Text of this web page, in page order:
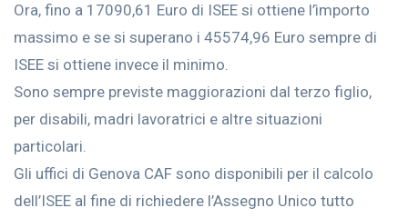
Ora, fino a 17090,61 Euro di ISEE si ottiene l’ìmporto
massimo e se si superano i 45574,96 Euro sempre di
ISEE si ottiene invece il minimo.
Sono sempre previste maggiorazioni dal terzo figlio,
per disabili, madri lavoratrici e altre situazioni
particolari.
Gli uffici di Genova CAF sono disponibili per il calcolo
dell’ISEE al fine di richiedere l’Assegno Unico tutto